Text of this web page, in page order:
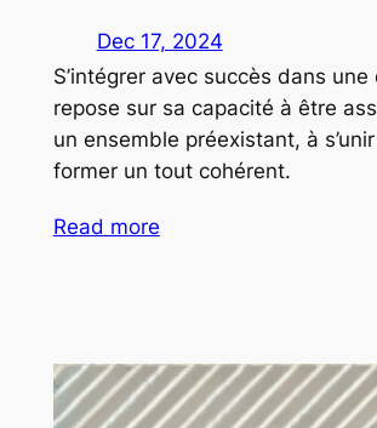
Dec 17, 2024
S’intégrer avec succès dans une
repose sur sa capacité à être
un ensemble préexistant, à
former un tout cohérent.
Read more